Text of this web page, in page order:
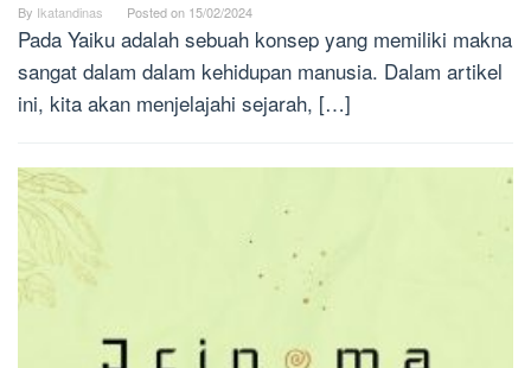
By Ikatandinas Posted on 15/02/2024
Pada Yaiku adalah sebuah konsep yang memiliki makna
sangat dalam dalam kehidupan manusia. Dalam artikel
ini, kita akan menjelajahi sejarah, […]